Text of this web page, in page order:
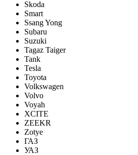
Skoda
Smart
Ssang Yong
Subaru
Suzuki
Tagaz Taiger
Tank
Tesla
Toyota
Volkswagen
Volvo
Voyah
XCITE
ZEEKR
Zotye
ГАЗ
УАЗ